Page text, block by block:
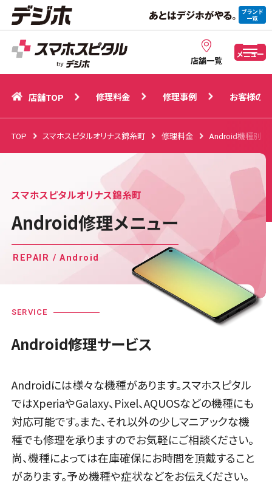
店舗一覧
メニュー
店舗TOP 修理事例 お客様の声
店舗TOP 修理料金 修理事例 お客様の声
TOP スマホスピタルオリナス錦糸町 修理料金 Android機種別修
スマホスピタルオリナス錦糸町
Android修理メニュー
REPAIR / Android
SERVICE
Android修理サービス
Androidには様々な機種があります。スマホスピタル
ではXperiaやGalaxy、Pixel、AQUOSなどの機種にも
対応可能です。また、それ以外の少しマニアックな機
種でも修理を承りますのでお気軽にご相談ください。
尚、機種によっては在庫確保にお時間を頂戴すること
があります。予め機種や症状などをお伝えください。